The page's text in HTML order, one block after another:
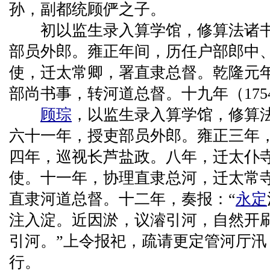
孙，副都统顾俨之子。
初以监生录入算学馆，修算法诸
部员外郎。雍正年间，历任户部郎中
使，迁太常卿，署直隶总督。乾隆元
部尚书事，转河道总督。十九年（
顾琮 ，以监生录入算学馆，修算
六十一年，授吏部员外郎。雍正三年
四年，巡视长芦盐政。八年，迁太仆
使。十一年，协理直隶总河，迁太常
直隶河道总督。十二年，奏报：“永定
注入淀。近因淤，议濬引河，自然开
引河。”上令报祀，疏请更定管河厅
行。